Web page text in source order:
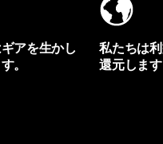
アを生かし
。
私たちは
還元します